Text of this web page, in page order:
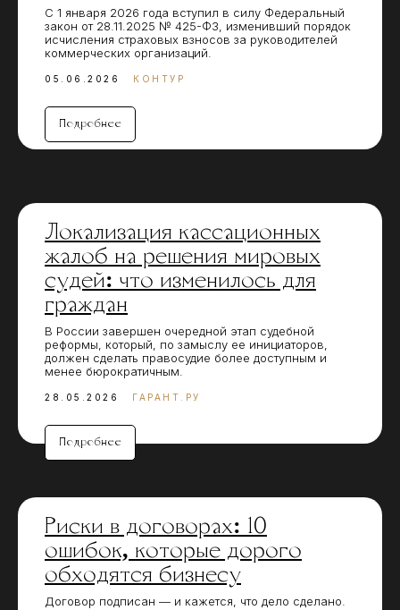
С 1 января 2026 года вступил в силу Федеральный
закон от 28.11.2025 № 425-ФЗ, изменивший порядок
исчисления страховых взносов за руководителей
коммерческих организаций.
05.06.2026 КОНТУР
Подробнее
Локализация кассационных
жалоб на решения мировых
судей: что изменилось для
граждан
В России завершен очередной этап судебной
реформы, который, по замыслу ее инициаторов,
должен сделать правосудие более доступным и
менее бюрократичным.
28.05.2026 ГАРАНТ.РУ
Подробнее
Риски в договорах: 10
ошибок, которые дорого
обходятся бизнесу
Договор подписан — и кажется, что дело сделано.